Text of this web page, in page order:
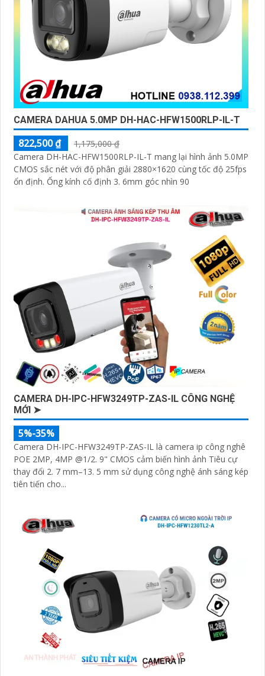
CAMERA DAHUA 5.0MP DH-HAC-HFW1500RLP-IL-T
822,500 ₫
1,175,000 ₫
Camera DH-HAC-HFW1500RLP-IL-T mang lại hình ảnh 5.0MP
CMOS sắc nét với độ phân giải 2880×1620 cùng tốc độ 25fps
ổn định. Ống kính cố định 3. 6mm góc nhìn 90
CAMERA DH-IPC-HFW3249TP-ZAS-IL CÔNG NGHỆ
MỚI ➤
5%-35%
Camera DH-IPC-HFW3249TP-ZAS-IL là camera ip công nghê
POE 2MP, 4MP @1/2. 9" CMOS cảm biến hình ảnh Tiêu cự
thay đổi 2. 7 mm–13. 5 mm sử dụng công nghệ ánh sáng kép
tiên tiến cho...